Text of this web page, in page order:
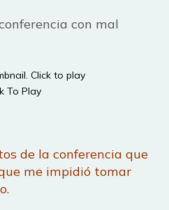
con mal
To Play
de la conferencia que
me impidió tomar